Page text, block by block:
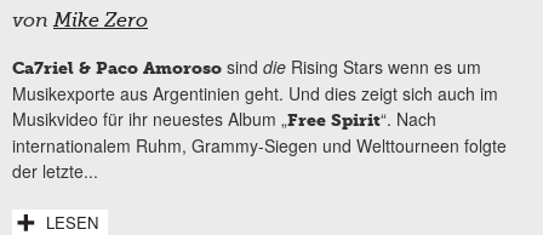
vonMike Zero
Ca7riel & Paco Amoroso sind die Rising Stars wenn es um
Musikexporte aus Argentinien geht. Und dies zeigt sich auch im
Musikvideo für ihr neuestes Album „Free Spirit“. Nach
internationalem Ruhm, Grammy-Siegen und Welttourneen folgte
der letzte...
LESEN